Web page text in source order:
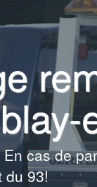
cas de
du 93!